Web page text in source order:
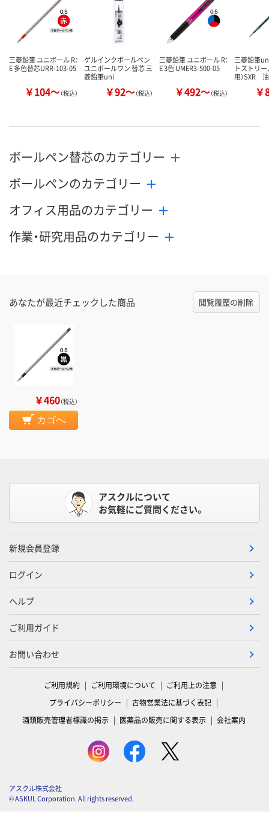
三菱鉛筆 ユニボール R：
E 多色替芯URR-103-05
￥104～（税込）
ゲルインクボールペン
ユニボールワン 替芯 三
菱鉛筆uni
￥92～（税込）
三菱鉛筆 ユニボール R：
E 3色 UMER3-500-05
￥492～（税込）
三菱鉛筆
トストリ
用）SXR
￥
ボールペン替芯のカテゴリー
ボールペンのカテゴリー
オフィス用品のカテゴリー
作業・研究用品のカテゴリー
あなたが最近チェックした商品 閲覧履歴の削除
￥460（税込）
カゴへ
アスクルについて
お気軽にご質問ください。
新規会員登録
ログイン
ヘルプ
ご利用ガイド
お問い合わせ
ご利用規約 ご利用環境について
ご利用上の注意
プライバシーポリシー
古物営業法に基づく表記
酒類販売管理者標識の掲示
医薬品の販売に関する表示 会社案内
アスクル株式会社
© ASKUL Corporation. All rights reserved.